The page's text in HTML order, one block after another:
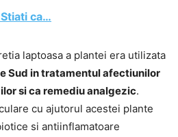
ca…
laptoasa a plantei era utilizata
Sud in tratamentul afectiunilor
si ca remediu analgezic.
cu ajutorul acestei plante
si antiinflamatoare